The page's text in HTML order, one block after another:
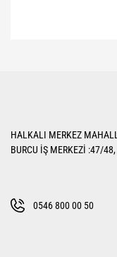
Ürün
Bu ürüne benzer
HALKALI MERKEZ
BURCU İŞ MERKEZİ :47/
0546 800 00 50